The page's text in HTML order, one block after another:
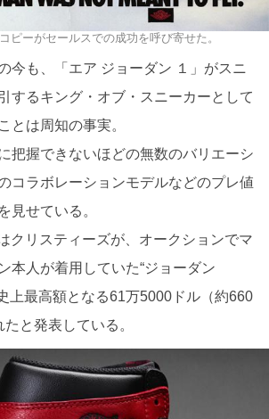
ピーがセールスでの成功を呼び寄せた。
今も、「エア ジョーダン １」がスニ
するキング・オブ・スニーカーとして
とは周知の事実。
把握できないほどの無数のバリエーシ
コラボレーションモデルなどのプレ値
見せている。
クリスティーズが、オークションでマ
本人が着用していた“ジョーダン
上最高額となる61万5000ドル（約660
と発表している。